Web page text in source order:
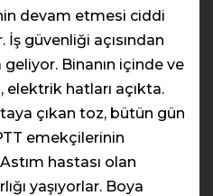
devam etmesi ciddi
güvenliği açısından
Binanın içinde ve
elektrik hatları açıkta.
çıkan toz, bütün gün
emekçilerinin
hastası olan
yaşıyorlar. Boya